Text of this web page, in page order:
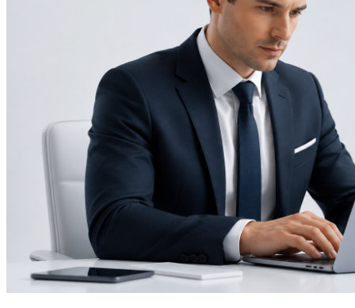
Warunki i zasady zakupu
Pytania i dyskusje
Problemy i sugestie
Firma
Dla inwestorów
Telegram
YouTube
GitHub
Docker
Kontakt
Konto użytkownika